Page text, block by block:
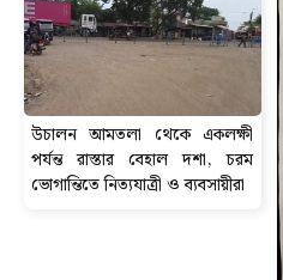
উচালন আমতলা থেকে একলক্ষী
পর্যন্ত রাস্তার বেহাল দশা, চরম
ভোগান্তিতে নিত্যযাত্রী ও ব্যবসায়ীরা